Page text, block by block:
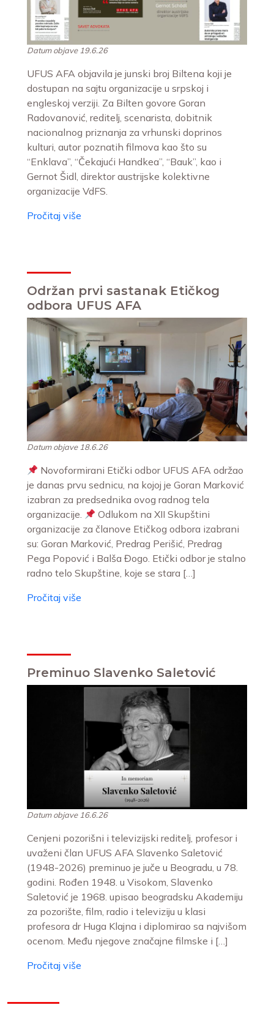
Datum objave 19.6.26
UFUS AFA objavila je junski broj Biltena koji je
dostupan na sajtu organizacije u srpskoj i
engleskoj verziji. Za Bilten govore Goran
Radovanović, reditelj, scenarista, dobitnik
nacionalnog priznanja za vrhunski doprinos
kulturi, autor poznatih filmova kao što su
“Enklava”, “Čekajući Handkea”, “Bauk”, kao i
Gernot Šidl, direktor austrijske kolektivne
organizacije VdFS.
Pročitaj više
Održan prvi sastanak Etičkog
odbora UFUS AFA
Datum objave 18.6.26
Novoformirani Etički odbor UFUS AFA održao
je danas prvu sednicu, na kojoj je Goran Marković
izabran za predsednika ovog radnog tela
organizacije.
Odlukom na XII Skupštini
organizacije za članove Etičkog odbora izabrani
su: Goran Marković, Predrag Perišić, Predrag
Pega Popović i Balša Đogo. Etički odbor je stalno
radno telo Skupštine, koje se stara […]
Pročitaj više
Preminuo Slavenko Saletović
Datum objave 16.6.26
Cenjeni pozorišni i televizijski reditelj, profesor i
uvaženi član UFUS AFA Slavenko Saletović
(1948-2026) preminuo je juče u Beogradu, u 78.
godini. Rođen 1948. u Visokom, Slavenko
Saletović je 1968. upisao beogradsku Akademiju
za pozorište, film, radio i televiziju u klasi
profesora dr Huga Klajna i diplomirao sa najvišom
ocenom. Među njegove značajne filmske i […]
Pročitaj više